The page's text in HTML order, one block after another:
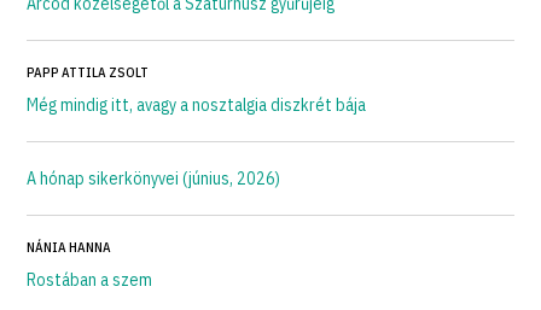
PAPP ATTILA ZSOLT
Még mindig itt, avagy a nosztalgia diszkrét bája
A hónap sikerkönyvei (június, 2026)
NÁNIA HANNA
Rostában a szem